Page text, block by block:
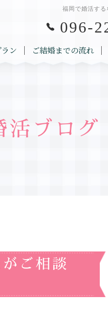
福岡で婚活する
096-
ン ご結婚までの流れ
活ブログ
ご相談